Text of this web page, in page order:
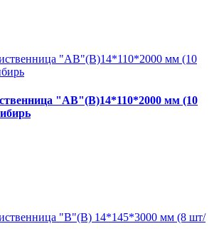
"АВ"(В)14*110*2000 мм (10